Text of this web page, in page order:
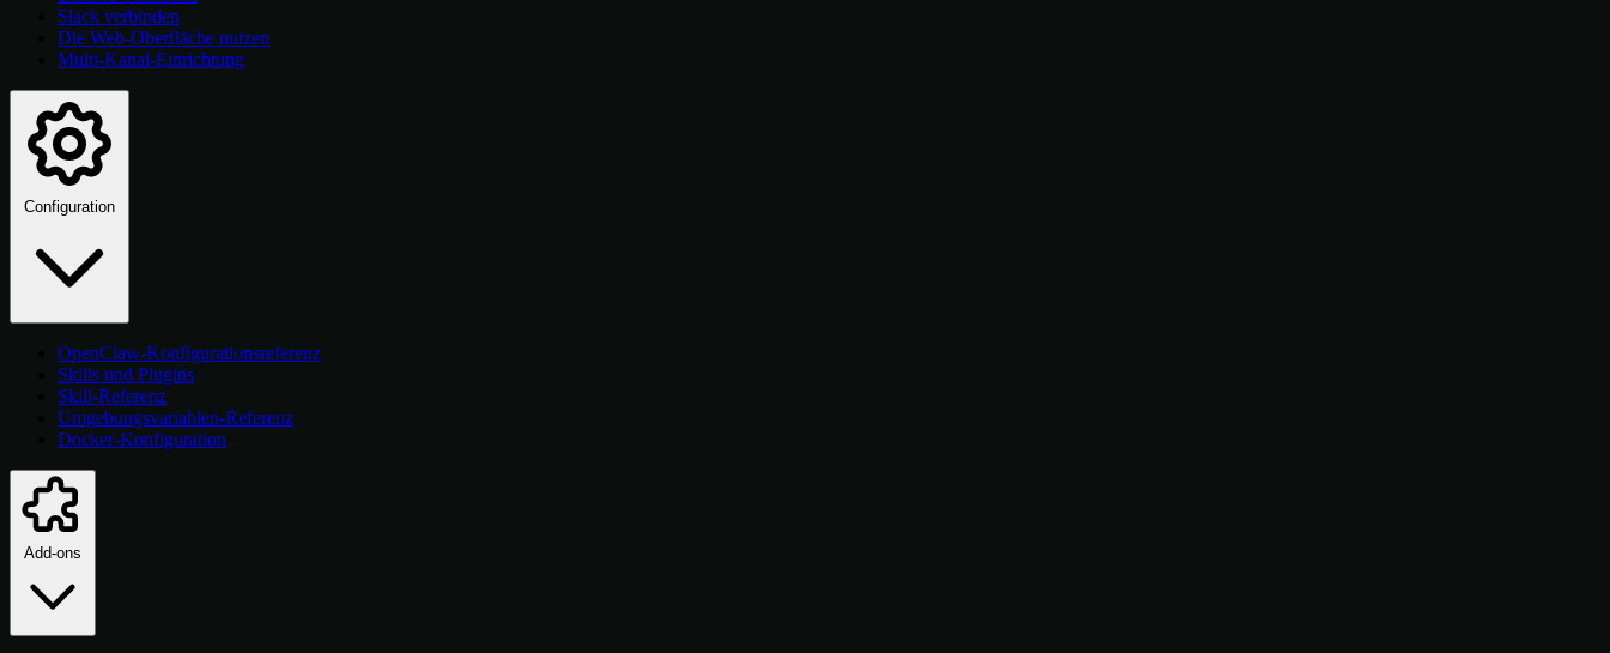
Slack verbinden
Die Web-Oberfläche nutzen
Multi-Kanal-Einrichtung
Configuration
OpenClaw-Konfigurationsreferenz
Skills und Plugins
Skill-Referenz
Umgebungsvariablen-Referenz
Docker-Konfiguration
Add-ons